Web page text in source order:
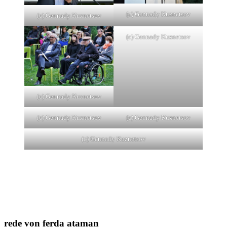
(c) Gennady Kuznetsov (c) Gennady Kuznetsov
(c) Gennady Kuznetsov
(c) Gennady Kuznetsov
(c) Gennady Kuznetsov (c) Gennady Kuznetsov
(c) Gennady Kuznetsov
rede von ferda ataman